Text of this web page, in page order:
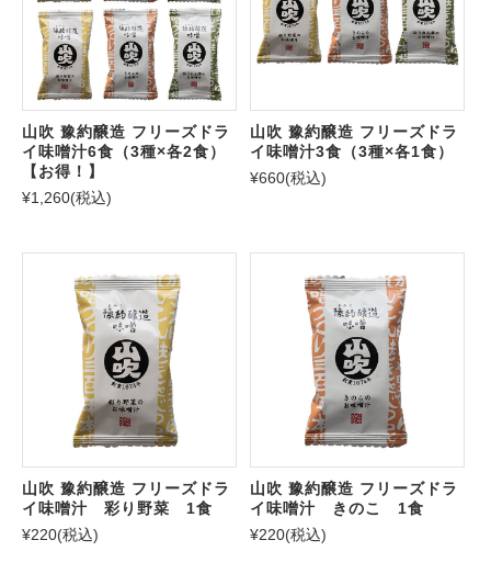
山吹 豫約醸造 フリーズドラ
イ味噌汁6食（3種×各2食）
【お得！】
¥1,260(税込)
山吹 豫約醸造 フリーズドラ
イ味噌汁3食（3種×各1食）
¥660(税込)
山吹 豫約醸造 フリーズドラ
イ味噌汁 彩り野菜 1食
¥220(税込)
山吹 豫約醸造 フリーズドラ
イ味噌汁 きのこ 1食
¥220(税込)